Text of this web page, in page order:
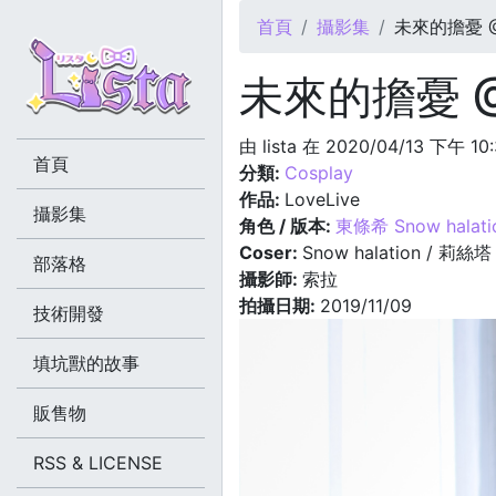
您在這裡
首頁 攝影集 未來的擔憂
未來的擔憂
由 lista 在 2020/04/13 下午
分類: Cosplay
作品: LoveLive
角色 / 版本: 東條希 Snow
Coser: Snow halation / 莉絲塔
攝影師: 索拉
拍攝日期: 2019/11/09
首頁
攝影集
部落格
技術開發
填坑獸的故事
販售物
RSS & LICENSE